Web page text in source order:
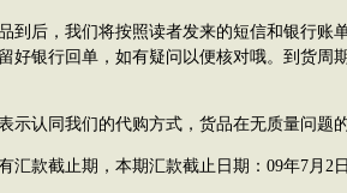
后，我们将按照读者发来的短信和银行账
好银行回单，如有疑问以便核对哦。到货周
认同我们的代购方式，货品在无质量问题的
款截止期，本期汇款截止日期：09年7月2日